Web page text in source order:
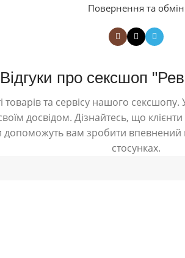
Повернення та обмін
Відгуки про сексшоп
та сервісу нашого
досвідом. Дізнайтесь, що
допоможуть вам зробити впевнений
стосунках.